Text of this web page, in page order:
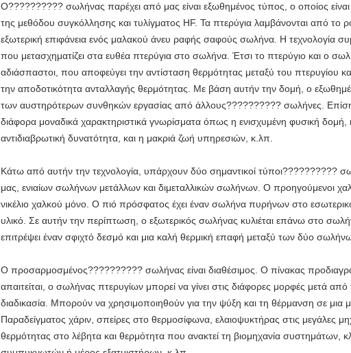
Ο?????????? σωλήνας παρέχει από μας είναι εξωθημένος τύπος, ο οποίος
της μεθόδου συγκόλλησης και τυλίγματος HF. Τα πτερύγια λαμβάνονται από το
εξωτερική επιφάνεια ενός μαλακού άνευ ραφής σαφούς σωλήνα. Η τεχνολογία
που μετασχηματίζει στα ευθέα πτερύγια στο σωλήνα. Έτσι το πτερύγιο και ο
αδιάσπαστοι, που αποφεύγει την αντίσταση θερμότητας μεταξύ του πτερυγίου
την αποδοτικότητα ανταλλαγής θερμότητας. Με βάση αυτήν την δομή, ο
των αυστηρότερων συνθηκών εργασίας από άλλους?????????? σωλήνες.
διάφορα μοναδικά χαρακτηριστικά γνωρίσματα όπως η ενισχυμένη φυσική
αντιδιαβρωτική δυνατότητα, και η μακριά ζωή υπηρεσιών, κ.λπ.
Κάτω από αυτήν την τεχνολογία, υπάρχουν δύο σημαντικοί τύποι??????????
μας, ενιαίων σωλήνων μετάλλων και διμεταλλικών σωλήνων. Ο προηγούμενοι
νικέλιο χαλκού μόνο. Ο πιό πρόσφατος έχει έναν σωλήνα πυρήνων στο
υλικό. Σε αυτήν την περίπτωση, ο εξωτερικός σωλήνας κυλιέται επάνω στο
επιτρέψει έναν σφιχτό δεσμό και μια καλή θερμική επαφή μεταξύ των δύο
Ο προσαρμοσμένος?????????? σωλήνας είναι διαθέσιμος. Ο πίνακας
απαιτείται, ο σωλήνας πτερυγίων μπορεί να γίνει στις διάφορες μορφές μετά
διαδικασία. Μπορούν να χρησιμοποιηθούν για την ψύξη και τη θέρμανση σε μια
Παραδείγματος χάριν, σπείρες στο θερμοσίφωνα, ελαιοψυκτήρας στις μεγάλες
θερμότητας στο λέβητα και θερμότητα που ανακτεί τη βιομηχανία συστημάτων,